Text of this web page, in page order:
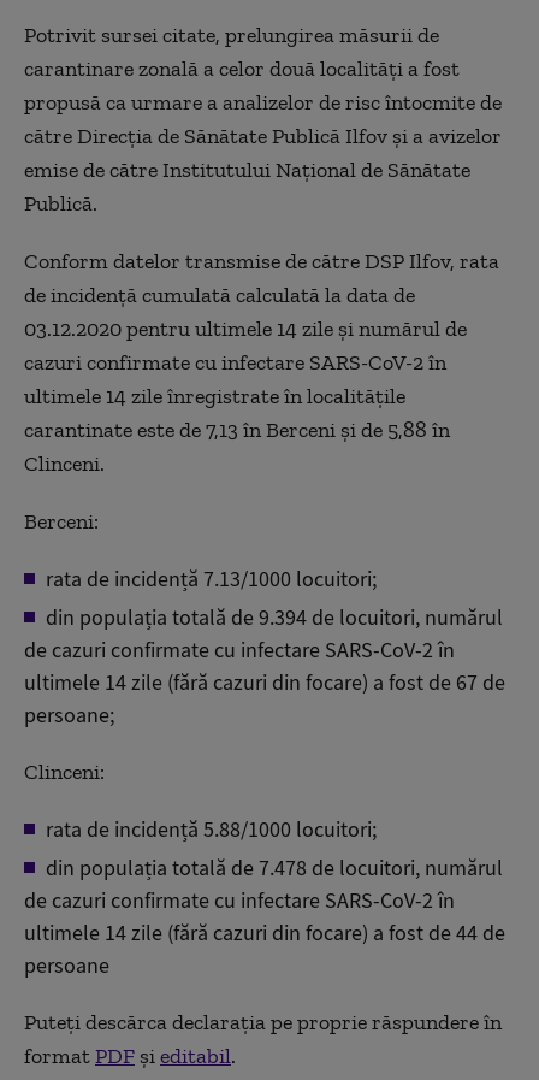
Potrivit sursei citate, prelungirea măsurii de
carantinare zonală a celor două localități a fost
propusă ca urmare a analizelor de risc întocmite de
către Direcția de Sănătate Publică Ilfov și a avizelor
emise de către Institutului Național de Sănătate
Publică.
Conform datelor transmise de către DSP Ilfov, rata
de incidență cumulată calculată la data de
03.12.2020 pentru ultimele 14 zile și numărul de
cazuri confirmate cu infectare SARS-CoV-2 în
ultimele 14 zile înregistrate în localitățile
carantinate este de 7,13 în Berceni și de 5,88 în
Clinceni.
Berceni:
rata de incidență 7.13/1000 locuitori;
din populația totală de 9.394 de locuitori, numărul
de cazuri confirmate cu infectare SARS-CoV-2 în
ultimele 14 zile (fără cazuri din focare) a fost de 67 de
persoane;
Clinceni:
rata de incidență 5.88/1000 locuitori;
din populația totală de 7.478 de locuitori, numărul
de cazuri confirmate cu infectare SARS-CoV-2 în
ultimele 14 zile (fără cazuri din focare) a fost de 44 de
persoane
Puteți descărca declarația pe proprie răspundere în
formatPDF șieditabil.